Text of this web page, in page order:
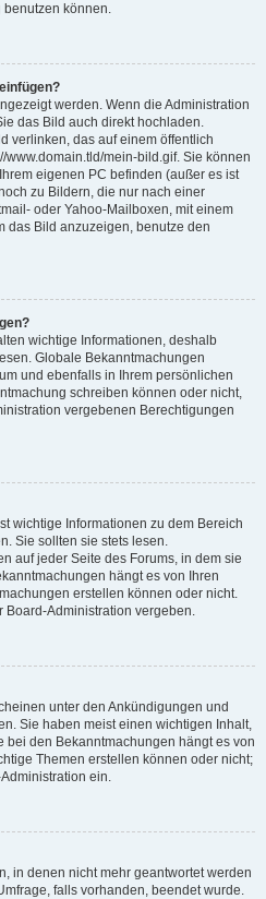
benutzen können.
werden. Wenn die Administration
das Bild auch direkt hochladen.
verlinken, das auf einem öffentlich
www.domain.tld/mein-bild.gif. Sie können
eigenen PC befinden (außer es ist
zu Bildern, die nur nach einer
oder Yahoo-Mailboxen, mit einem
das Bild anzuzeigen, benutze den
wichtige Informationen, deshalb
Globale Bekanntmachungen
und ebenfalls in Ihrem persönlichen
schreiben können oder nicht,
vergebenen Berechtigungen
wichtige Informationen zu dem Bereich
Sie sollten sie stets lesen.
auf jeder Seite des Forums, in dem sie
hängt es von Ihren
erstellen können oder nicht.
Board-Administration vergeben.
unter den Ankündigungen und
Sie haben meist einen wichtigen Inhalt,
bei den Bekanntmachungen hängt es von
Themen erstellen können oder nicht;
ein.
in denen nicht mehr geantwortet werden
falls vorhanden, beendet wurde.